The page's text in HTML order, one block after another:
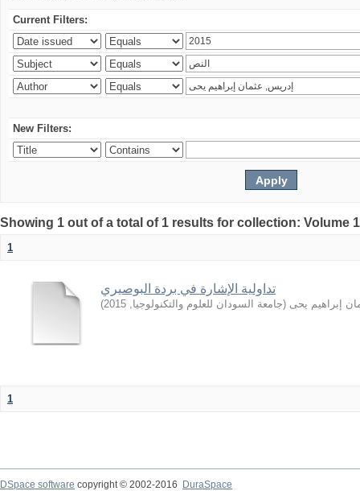
Current Filters:
New Filters:
Showing 1 out of a total of 1 results for collection: Volume
1
تداولية الإشارة في بردة البوصيري
إبراهيم يحى (جامعة السودان للعلوم والتكنولوجيا,
2015
)
1
DSpace software copyright © 2002-2016
DuraSpace